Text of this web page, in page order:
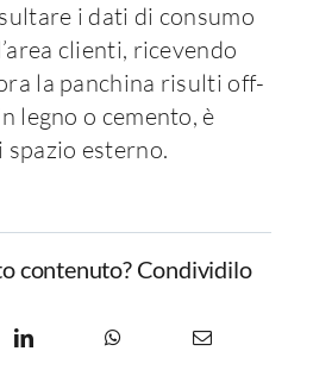
i dati di consumo
clienti, ricevendo
la panchina risulti off-
legno o cemento, è
spazio esterno.
contenuto? Condividilo